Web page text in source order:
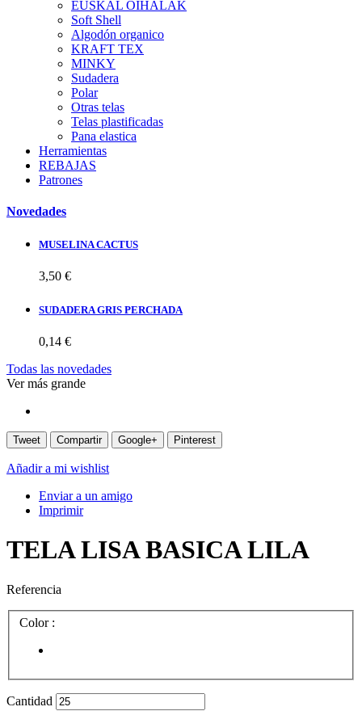
EUSKAL OIHALAK
Soft Shell
Algodón organico
KRAFT TEX
MINKY
Sudadera
Polar
Otras telas
Telas plastificadas
Pana elastica
Herramientas
REBAJAS
Patrones
Novedades
MUSELINA CACTUS
3,50 €
SUDADERA GRIS PERCHADA
0,14 €
Todas las novedades
Ver más grande
Tweet Compartir Google+ Pinterest
Añadir a mi wishlist
Enviar a un amigo
Imprimir
TELA LISA BASICA LILA
Referencia
Color :
Cantidad